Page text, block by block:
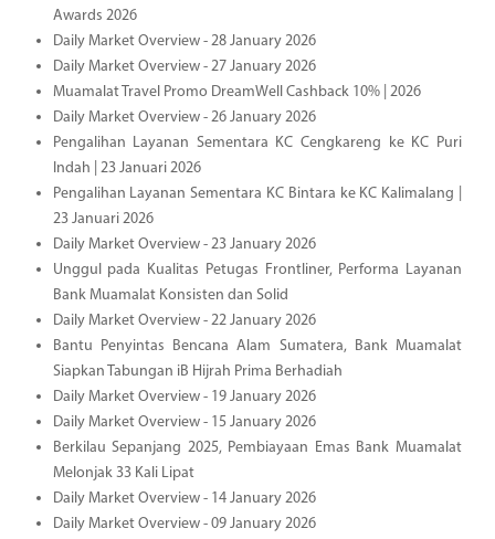
Awards 2026
Daily Market Overview - 28 January 2026
Daily Market Overview - 27 January 2026
Muamalat Travel Promo DreamWell Cashback 10% | 2026
Daily Market Overview - 26 January 2026
Pengalihan Layanan Sementara KC Cengkareng ke KC Puri
Indah | 23 Januari 2026
Pengalihan Layanan Sementara KC Bintara ke KC Kalimalang |
23 Januari 2026
Daily Market Overview - 23 January 2026
Unggul pada Kualitas Petugas Frontliner, Performa Layanan
Bank Muamalat Konsisten dan Solid
Daily Market Overview - 22 January 2026
Bantu Penyintas Bencana Alam Sumatera, Bank Muamalat
Siapkan Tabungan iB Hijrah Prima Berhadiah
Daily Market Overview - 19 January 2026
Daily Market Overview - 15 January 2026
Berkilau Sepanjang 2025, Pembiayaan Emas Bank Muamalat
Melonjak 33 Kali Lipat
Daily Market Overview - 14 January 2026
Daily Market Overview - 09 January 2026